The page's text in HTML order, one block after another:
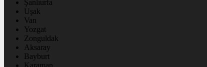
Şanlıurfa
Uşak
Van
Yozgat
Zonguldak
Aksaray
Bayburt
Karaman